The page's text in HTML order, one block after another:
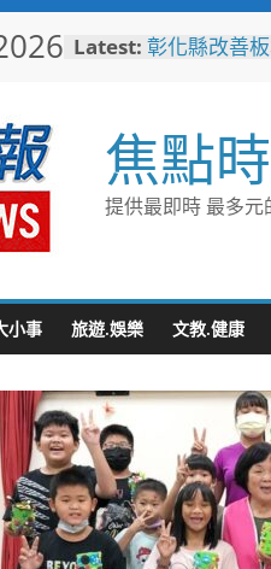
Latest: 老人訪查作
場 父親節開
少子化時代
未婚聯誼6年
彰化縣長參
焦點
提供最即時 最多元
小事 旅遊.娛樂 文教.健康